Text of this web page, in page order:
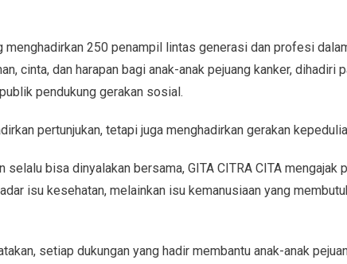
menghadirkan 250 penampil lintas generasi dan profesi
cinta, dan harapan bagi anak-anak pejuang kanker, dihadiri
pendukung gerakan sosial.
pertunjukan, tetapi juga menghadirkan gerakan
selalu bisa dinyalakan bersama, GITA CITRA CITA mengajak
isu kesehatan, melainkan isu kemanusiaan yang
setiap dukungan yang hadir membantu anak-anak